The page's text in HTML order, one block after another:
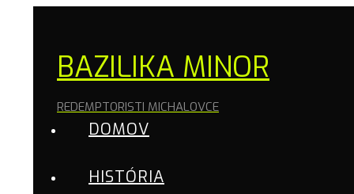
BAZILIKA MINOR
REDEMPTORISTI MICHALOVCE
DOMOV
HISTÓRIA